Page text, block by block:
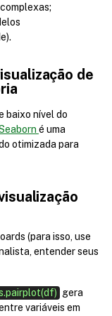
de
baixo nível do
é uma
otimizada para
(para isso, use
entender seus
gera
variáveis em